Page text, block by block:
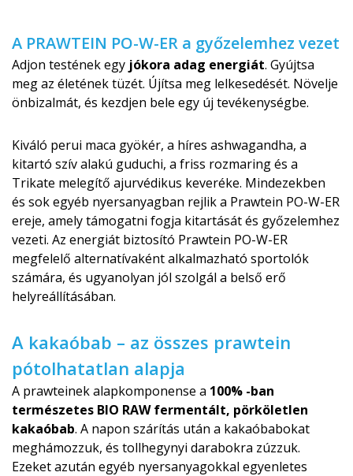
A PRAWTEIN PO-W-ER a győzelemhez vezet
Adjon testének egy jókora adag energiát. Gyújtsa
meg az életének tüzét. Újítsa meg lelkesedését. Növelje
önbizalmát, és kezdjen bele egy új tevékenységbe.
Kiváló perui maca gyökér, a híres ashwagandha, a
kitartó szív alakú guduchi, a friss rozmaring és a
Trikate melegítő ajurvédikus keveréke. Mindezekben
és sok egyéb nyersanyagban rejlik a Prawtein PO-W-ER
ereje, amely támogatni fogja kitartását és győzelemhez
vezeti. Az energiát biztosító Prawtein PO-W-ER
megfelelő alternatívaként alkalmazható sportolók
számára, és ugyanolyan jól szolgál a belső erő
helyreállításában.
A kakaóbab – az összes prawtein
pótolhatatlan alapja
A prawteinek alapkomponense a 100% -ban
természetes BIO RAW fermentált, pörköletlen
kakaóbab. A napon szárítás után a kakaóbabokat
meghámozzuk, és tollhegynyi darabokra zúzzuk.
Ezeket azután egyéb nyersanyagokkal egyenletes